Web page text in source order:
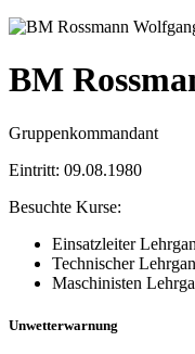
BM
Gruppenkommandant
Eintritt: 09.08.1980
Besuchte Kurse:
Einsatzleiter
Technischer
Maschinisten
Unwetterwarnung